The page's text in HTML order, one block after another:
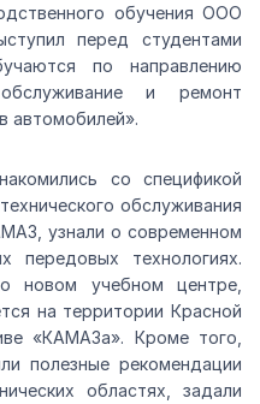
обучения ООО
перед студентами
по направлению
и ремонт
автомобилей».
со спецификой
обслуживания
узнали о современном
передовых технологиях.
новом учебном центре,
на территории Красной
«КАМАЗа». Кроме того,
полезные рекомендации
областях, задали